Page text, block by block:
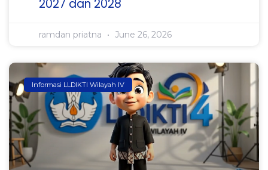
2027 dan 2028
ramdan priatna June 26, 2026
Informasi LLDIKTI Wilayah IV